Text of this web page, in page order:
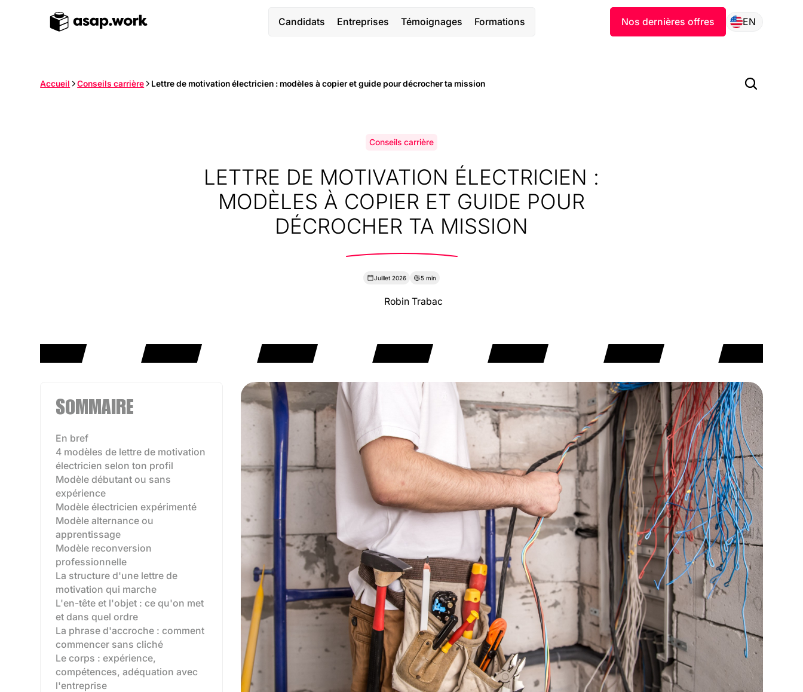
Candidats Entreprises Témoignages Formations Nos dernières offres EN
Accueil Conseils carrière Lettre de motivation électricien : modèles à copier et guide pour décrocher ta mission
Conseils carrière
LETTRE DE MOTIVATION ÉLECTRICIEN :
MODÈLES À COPIER ET GUIDE POUR
DÉCROCHER TA MISSION
Juillet 2026 5 min
Robin Trabac
SOMMAIRE
En bref
4 modèles de lettre de motivation
électricien selon ton profil
Modèle débutant ou sans
expérience
Modèle électricien expérimenté
Modèle alternance ou
apprentissage
Modèle reconversion
professionnelle
La structure d'une lettre de
motivation qui marche
L'en-tête et l'objet : ce qu'on met
et dans quel ordre
La phrase d'accroche : comment
commencer sans cliché
Le corps : expérience,
compétences, adéquation avec
l'entreprise